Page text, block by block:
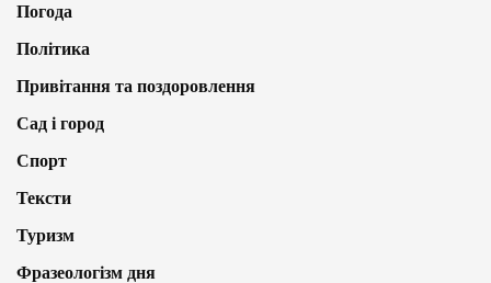
Погода
Політика
Привітання та поздоровлення
Сад і город
Спорт
Тексти
Туризм
Фразеологізм дня